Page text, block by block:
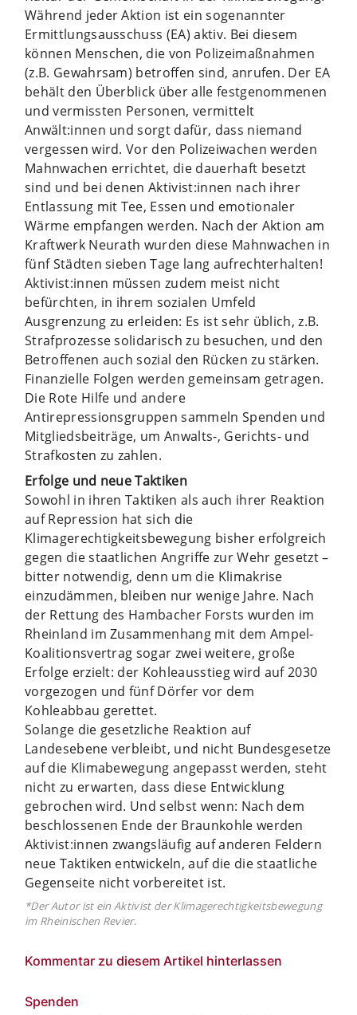
Während jeder Aktion ist ein sogenannter
Ermittlungsausschuss (EA) aktiv. Bei diesem
können Menschen, die von Polizeimaßnahmen
(z.B. Gewahrsam) betroffen sind, anrufen. Der EA
behält den Überblick über alle festgenommenen
und vermissten Personen, vermittelt
Anwält:innen und sorgt dafür, dass niemand
vergessen wird. Vor den Polizeiwachen werden
Mahnwachen errichtet, die dauerhaft besetzt
sind und bei denen Aktivist:innen nach ihrer
Entlassung mit Tee, Essen und emotionaler
Wärme empfangen werden. Nach der Aktion am
Kraftwerk Neurath wurden diese Mahnwachen in
fünf Städten sieben Tage lang aufrechterhalten!
Aktivist:innen müssen zudem meist nicht
befürchten, in ihrem sozialen Umfeld
Ausgrenzung zu erleiden: Es ist sehr üblich, z.B.
Strafprozesse solidarisch zu besuchen, und den
Betroffenen auch sozial den Rücken zu stärken.
Finanzielle Folgen werden gemeinsam getragen.
Die Rote Hilfe und andere
Antirepressionsgruppen sammeln Spenden und
Mitgliedsbeiträge, um Anwalts-, Gerichts- und
Strafkosten zu zahlen.
Erfolge und neue Taktiken
Sowohl in ihren Taktiken als auch ihrer Reaktion
auf Repression hat sich die
Klimagerechtigkeitsbewegung bisher erfolgreich
gegen die staatlichen Angriffe zur Wehr gesetzt –
bitter notwendig, denn um die Klimakrise
einzudämmen, bleiben nur wenige Jahre. Nach
der Rettung des Hambacher Forsts wurden im
Rheinland im Zusammenhang mit dem Ampel-
Koalitionsvertrag sogar zwei weitere, große
Erfolge erzielt: der Kohleausstieg wird auf 2030
vorgezogen und fünf Dörfer vor dem
Kohleabbau gerettet.
Solange die gesetzliche Reaktion auf
Landesebene verbleibt, und nicht Bundesgesetze
auf die Klimabewegung angepasst werden, steht
nicht zu erwarten, dass diese Entwicklung
gebrochen wird. Und selbst wenn: Nach dem
beschlossenen Ende der Braunkohle werden
Aktivist:innen zwangsläufig auf anderen Feldern
neue Taktiken entwickeln, auf die die staatliche
Gegenseite nicht vorbereitet ist.
*Der Autor ist ein Aktivist der Klimagerechtigkeitsbewegung
im Rheinischen Revier.
Kommentar zu diesem Artikel hinterlassen
Spenden